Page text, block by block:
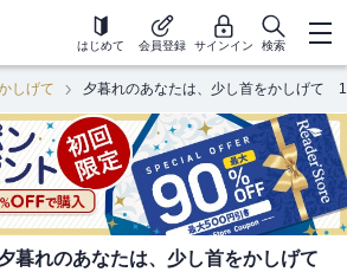
はじめて 会員登録 サインイン 検索
しげて 夕暮れのあなたは、少し首をかしげて 1
暮れのあなたは、少し首をかしげて